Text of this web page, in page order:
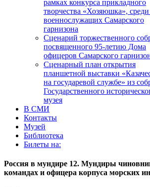
рамках конкурса прикладного
творчества «Хозяюшка»,
военнослужащих Самарского
гарнизона
Сценарий торжественного
посвященного 95-летию Дома
офицеров Самарского
Сценарный план открытия
планшетной выставки
на государевой службе» из
Государственного
музея
В СМИ
Контакты
Музей
Библиотека
Билеты на:
Россия в мундире 12. Мундиры
командах и офицера корпуса морских